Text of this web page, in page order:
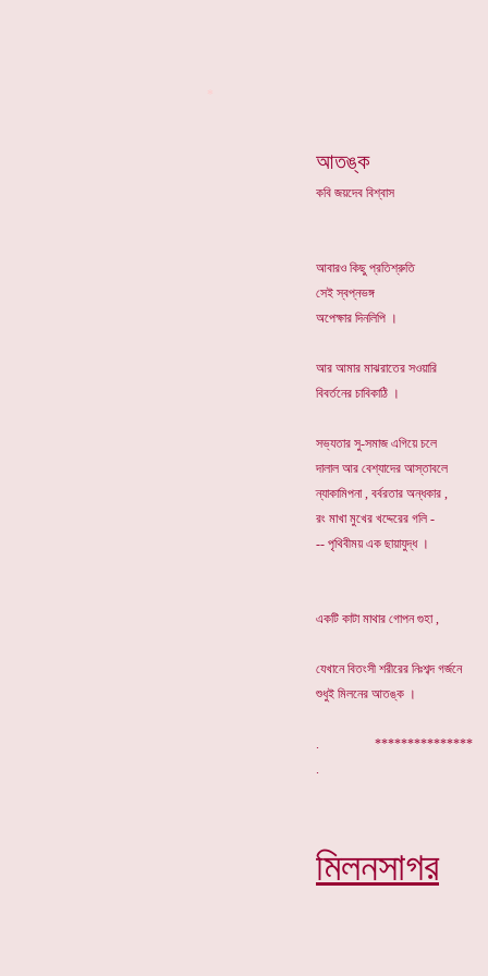
আতঙ্ক
কবি জয়দেব বিশ্বাস
আবারও কিছু প্রতিশ্রুতি
সেই স্বপ্নভঙ্গ
অপেক্ষার দিনলিপি ।
আর আমার মাঝরাতের সওয়ারি
বিবর্তনের চাবিকাঠি ।
সভ্যতার সু-সমাজ এগিয়ে চলে
দালাল আর বেশ্যাদের আস্তাবলে
ন্যাকামিপনা , বর্বরতার অন্ধকার ,
রং মাখা মুখের খদ্দেরের গলি -
-- পৃথিবীময় এক ছায়াযুদ্ধ ।
একটি কাটা মাথার গোপন গুহা ,
যেখানে বিতংসী শরীরের নিঃশব্দ গর্জনে
শুধুই মিলনের আতঙ্ক ।
. ***************
মিলনসাগর